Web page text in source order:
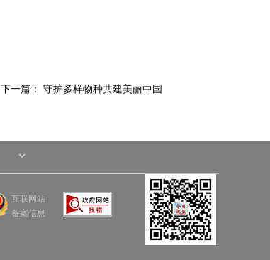
下一篇： 守护多样物种共建美丽中国
互联网站
备案信息